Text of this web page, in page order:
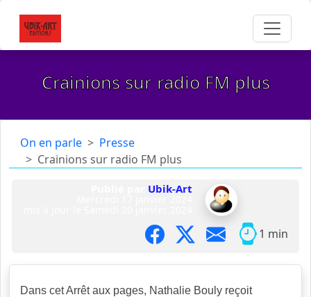
Crainions sur radio FM plus
On en parle
Presse
Crainions sur radio FM plus
Ubik-Art
1 min
Dans cet Arrêt aux pages, Nathalie Bouly reçoit